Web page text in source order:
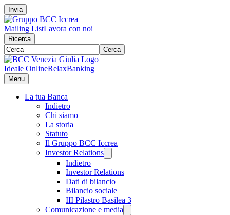
Invia
Mailing ListLavora con noi
Ricerca
Cerca
Ideale OnlineRelaxBanking
Menu
La tua Banca
Indietro
Chi siamo
La storia
Statuto
Il Gruppo BCC Iccrea
Investor Relations
Indietro
Investor Relations
Dati di bilancio
Bilancio sociale
III Pilastro Basilea 3
Comunicazione e media